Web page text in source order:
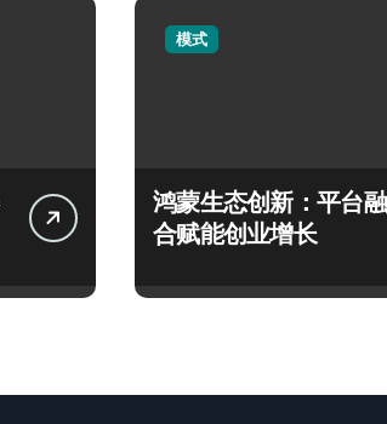
模式
鸿蒙生态创新：平台融
合赋能创业增长